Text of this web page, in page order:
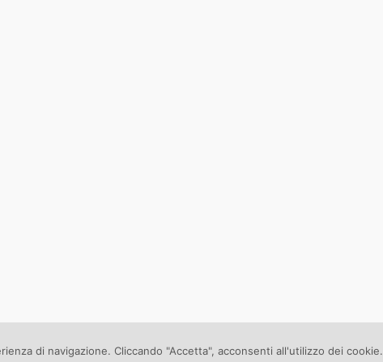
di navigazione. Cliccando "Accetta", acconsenti all'utilizzo dei cookie.